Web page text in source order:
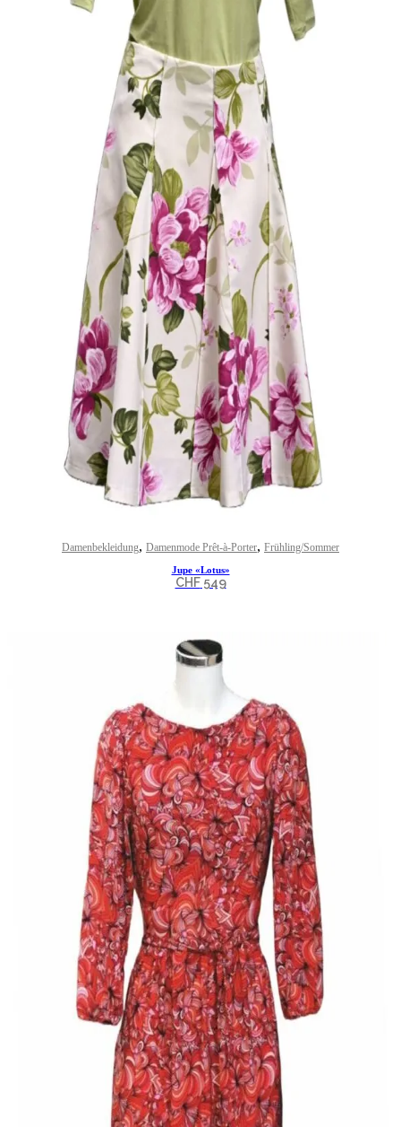
Damenbekleidung, Damenmode Prêt-à-Porter, Frühling/Sommer
Jupe «Lotus»
CHF549